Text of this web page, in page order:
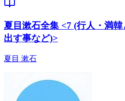
夏目漱石全集 <7 (行人・満
出す事など)>
夏目 漱石